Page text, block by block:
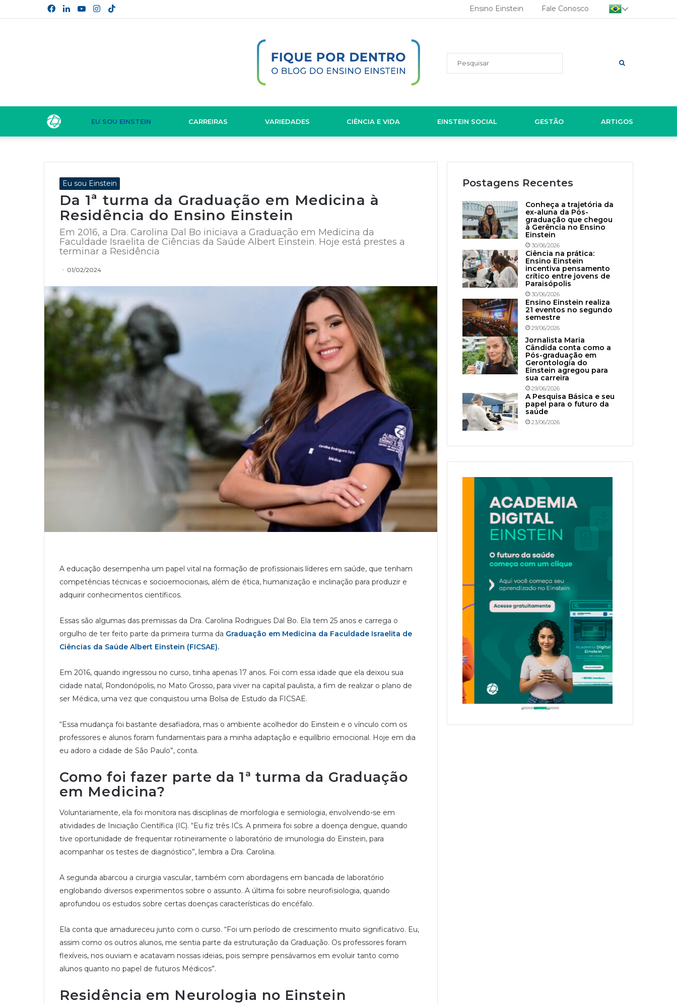
Facebook
LinkedinYouTubeInstagram Ensino Einstein Fale Conosco
EU SOU EINSTEIN CARREIRAS VARIEDADES CIÊNCIA E VIDA EINSTEIN SOCIAL GESTÃO ARTIGOS
Eu sou Einstein
Da 1ª turma da Graduação em Medicina à
Residência do Ensino Einstein
Em 2016, a Dra. Carolina Dal Bo iniciava a Graduação em Medicina da
Faculdade Israelita de Ciências da Saúde Albert Einstein. Hoje está prestes a
terminar a Residência
01/02/2024
A educação desempenha um papel vital na formação de profissionais líderes em saúde, que tenham
competências técnicas e socioemocionais, além de ética, humanização e inclinação para produzir e
adquirir conhecimentos científicos.
Essas são algumas das premissas da Dra. Carolina Rodrigues Dal Bo. Ela tem 25 anos e carrega o
orgulho de ter feito parte da primeira turma da Graduação em Medicina da Faculdade Israelita de
Ciências da Saúde Albert Einstein (FICSAE).
Em 2016, quando ingressou no curso, tinha apenas 17 anos. Foi com essa idade que ela deixou sua
cidade natal, Rondonópolis, no Mato Grosso, para viver na capital paulista, a fim de realizar o plano de
ser Médica, uma vez que conquistou uma Bolsa de Estudo da FICSAE.
“Essa mudança foi bastante desafiadora, mas o ambiente acolhedor do Einstein e o vínculo com os
professores e alunos foram fundamentais para a minha adaptação e equilíbrio emocional. Hoje em dia
eu adoro a cidade de São Paulo”, conta.
Como foi fazer parte da 1ª turma da Graduação
em Medicina?
Voluntariamente, ela foi monitora nas disciplinas de morfologia e semiologia, envolvendo-se em
atividades de Iniciação Científica (IC). “Eu fiz três ICs. A primeira foi sobre a doença dengue, quando
tive oportunidade de frequentar rotineiramente o laboratório de imunologia do Einstein, para
acompanhar os testes de diagnóstico”, lembra a Dra. Carolina.
A segunda abarcou a cirurgia vascular, também com abordagens em bancada de laboratório
englobando diversos experimentos sobre o assunto. A última foi sobre neurofisiologia, quando
aprofundou os estudos sobre certas doenças características do encéfalo.
Ela conta que amadureceu junto com o curso. “Foi um período de crescimento muito significativo. Eu,
assim como os outros alunos, me sentia parte da estruturação da Graduação. Os professores foram
flexíveis, nos ouviam e acatavam nossas ideias, pois sempre pensávamos em evoluir tanto como
alunos quanto no papel de futuros Médicos”.
Residência em Neurologia no Einstein
Postagens Recentes
Conheça a trajetória da
ex-aluna da Pós-
graduação que chegou
à Gerência no Ensino
Einstein
30/06/2026
Ciência na prática:
Ensino Einstein
incentiva pensamento
crítico entre jovens de
Paraisópolis
30/06/2026
Ensino Einstein realiza
21 eventos no segundo
semestre
29/06/2026
Jornalista Maria
Cândida conta como a
Pós-graduação em
Gerontologia do
Einstein agregou para
sua carreira
29/06/2026
A Pesquisa Básica e seu
papel para o futuro da
saúde
23/06/2026
1 2 3